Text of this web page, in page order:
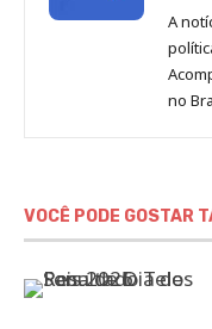
de
A
no
VOCÊ PODE GOSTAR